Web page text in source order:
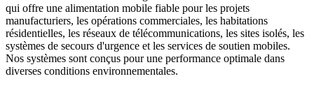
qui offre une alimentation mobile fiable pour les projets
manufacturiers, les opérations commerciales, les habitations
résidentielles, les réseaux de télécommunications, les sites isolés, les
systèmes de secours d'urgence et les services de soutien mobiles.
Nos systèmes sont conçus pour une performance optimale dans
diverses conditions environnementales.